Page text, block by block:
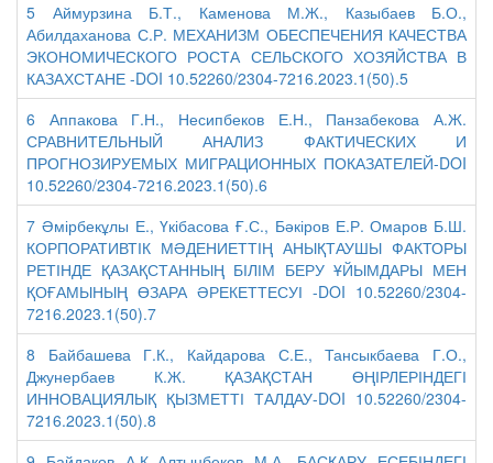
5 Аймурзина Б.Т., Каменова М.Ж., Казыбаев Б.О.,
Абилдаханова С.Р. МЕХАНИЗМ ОБЕСПЕЧЕНИЯ КАЧЕСТВА
ЭКОНОМИЧЕСКОГО РОСТА СЕЛЬСКОГО ХОЗЯЙСТВА В
КАЗАХСТАНЕ -DOI 10.52260/2304-7216.2023.1(50).5
6 Аппакова Г.Н., Несипбеков Е.Н., Панзабекова А.Ж.
СРАВНИТЕЛЬНЫЙ АНАЛИЗ ФАКТИЧЕСКИХ И
ПРОГНОЗИРУЕМЫХ МИГРАЦИОННЫХ ПОКАЗАТЕЛЕЙ-DOI
10.52260/2304-7216.2023.1(50).6
7 Әмірбекұлы Е., Үкібасова Ғ.С., Бәкіров Е.Р. Омаров Б.Ш.
КОРПОРАТИВТІК МӘДЕНИЕТТІҢ АНЫҚТАУШЫ ФАКТОРЫ
РЕТІНДЕ ҚАЗАҚСТАННЫҢ БІЛІМ БЕРУ ҰЙЫМДАРЫ МЕН
ҚОҒАМЫНЫҢ ӨЗАРА ӘРЕКЕТТЕСУІ -DOI 10.52260/2304-
7216.2023.1(50).7
8 Байбашева Г.К., Кайдарова С.Е., Тансыкбаева Г.О.,
Джунербаев К.Ж. ҚАЗАҚСТАН ӨҢІРЛЕРІНДЕГІ
ИННОВАЦИЯЛЫҚ ҚЫЗМЕТТІ ТАЛДАУ-DOI 10.52260/2304-
7216.2023.1(50).8